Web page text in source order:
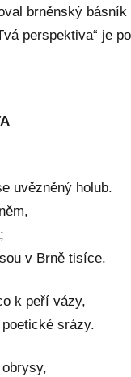
brněnský
perspektiva“ je
uvězněný holub.
v Brně tisíce.
k peří vázy,
srázy.